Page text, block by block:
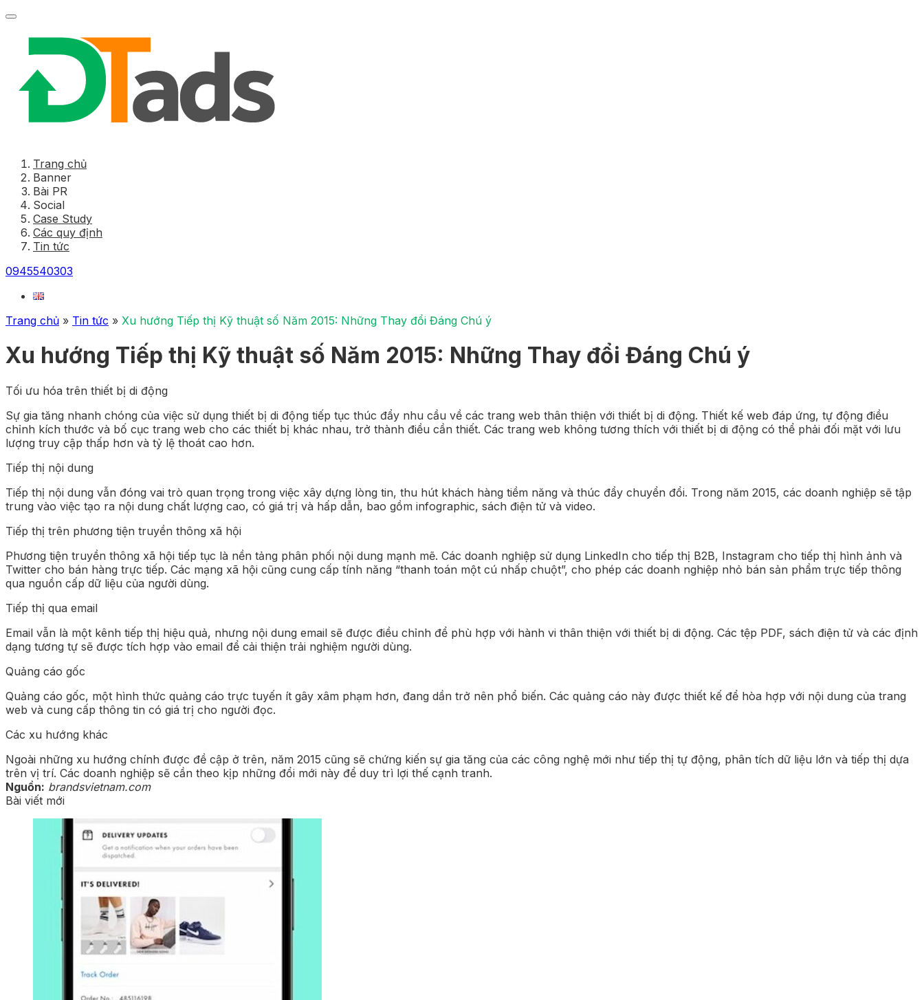
Trang chủ
Banner
Bài PR
Social
Case Study
Các quy định
Tin tức
0945540303
Trang chủ » Tin tức » Xu hướng Tiếp thị Kỹ thuật số Năm 2015: Những Thay đổi Đáng Chú ý
Xu hướng Tiếp thị Kỹ thuật số Năm 2015: Những Thay đổi Đáng Chú ý
Tối ưu hóa trên thiết bị di động
Sự gia tăng nhanh chóng của việc sử dụng thiết bị di động tiếp tục thúc đẩy nhu cầu về các trang web thân thiện với thiết bị di động. Thiết kế web đáp ứng, tự động điều
chỉnh kích thước và bố cục trang web cho các thiết bị khác nhau, trở thành điều cần thiết. Các trang web không tương thích với thiết bị di động có thể phải đối mặt với lưu
lượng truy cập thấp hơn và tỷ lệ thoát cao hơn.
Tiếp thị nội dung
Tiếp thị nội dung vẫn đóng vai trò quan trọng trong việc xây dựng lòng tin, thu hút khách hàng tiềm năng và thúc đẩy chuyển đổi. Trong năm 2015, các doanh nghiệp sẽ tập
trung vào việc tạo ra nội dung chất lượng cao, có giá trị và hấp dẫn, bao gồm infographic, sách điện tử và video.
Tiếp thị trên phương tiện truyền thông xã hội
Phương tiện truyền thông xã hội tiếp tục là nền tảng phân phối nội dung mạnh mẽ. Các doanh nghiệp sử dụng LinkedIn cho tiếp thị B2B, Instagram cho tiếp thị hình ảnh và
Twitter cho bán hàng trực tiếp. Các mạng xã hội cũng cung cấp tính năng “thanh toán một cú nhấp chuột”, cho phép các doanh nghiệp nhỏ bán sản phẩm trực tiếp thông
qua nguồn cấp dữ liệu của người dùng.
Tiếp thị qua email
Email vẫn là một kênh tiếp thị hiệu quả, nhưng nội dung email sẽ được điều chỉnh để phù hợp với hành vi thân thiện với thiết bị di động. Các tệp PDF, sách điện tử và các định
dạng tương tự sẽ được tích hợp vào email để cải thiện trải nghiệm người dùng.
Quảng cáo gốc
Quảng cáo gốc, một hình thức quảng cáo trực tuyến ít gây xâm phạm hơn, đang dần trở nên phổ biến. Các quảng cáo này được thiết kế để hòa hợp với nội dung của trang
web và cung cấp thông tin có giá trị cho người đọc.
Các xu hướng khác
Ngoài những xu hướng chính được đề cập ở trên, năm 2015 cũng sẽ chứng kiến sự gia tăng của các công nghệ mới như tiếp thị tự động, phân tích dữ liệu lớn và tiếp thị dựa
trên vị trí. Các doanh nghiệp sẽ cần theo kịp những đổi mới này để duy trì lợi thế cạnh tranh.
Nguồn: brandsvietnam.com
Bài viết mới